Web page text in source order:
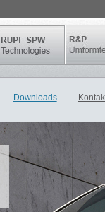
Downloads